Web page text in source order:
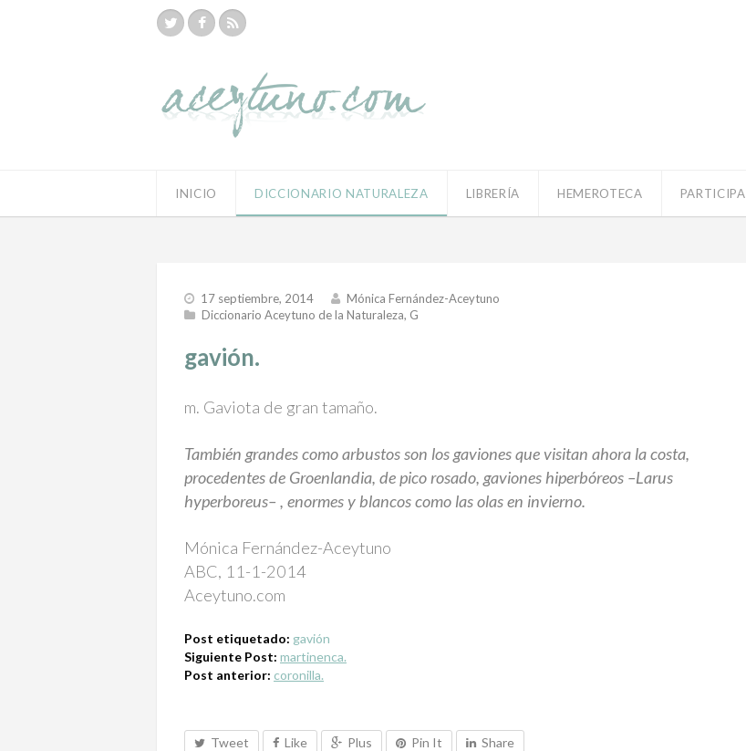
INICIO DICCIONARIO NATURALEZA LIBRERÍA HEMEROTECA PARTICIPA
17 septiembre, 2014
Mónica Fernández-Aceytuno
Diccionario Aceytuno de la Naturaleza, G
gavión.
m. Gaviota de gran tamaño.
También grandes como arbustos son los gaviones que visitan ahora la costa,
procedentes de Groenlandia, de pico rosado, gaviones hiperbóreos –Larus
hyperboreus– , enormes y blancos como las olas en invierno.
Mónica Fernández-Aceytuno
ABC, 11-1-2014
Aceytuno.com
Post etiquetado: gavión
Siguiente Post: martinenca.
Post anterior: coronilla.
Tweet Like Plus Pin It Share